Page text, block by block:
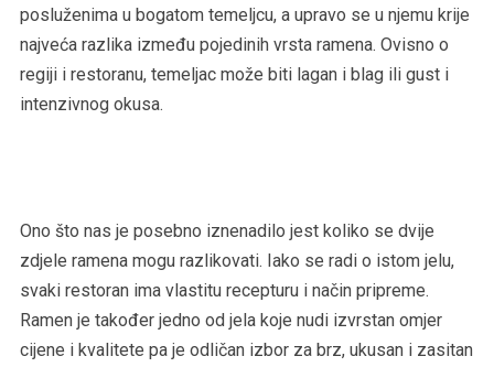
posluženima u bogatom temeljcu, a upravo se u njemu krije
najveća razlika između pojedinih vrsta ramena. Ovisno o
regiji i restoranu, temeljac može biti lagan i blag ili gust i
intenzivnog okusa.
Ono što nas je posebno iznenadilo jest koliko se dvije
zdjele ramena mogu razlikovati. Iako se radi o istom jelu,
svaki restoran ima vlastitu recepturu i način pripreme.
Ramen je također jedno od jela koje nudi izvrstan omjer
cijene i kvalitete pa je odličan izbor za brz, ukusan i zasitan